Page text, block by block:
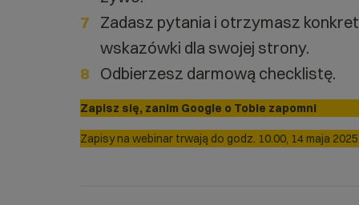
Zadasz pytania i otrzymasz
wskazówki dla swojej strony.
Odbierzesz darmową checklistę.
Zapisz się, zanim Google o Tobie zapomni
Zapisy na webinar trwają do godz. 10.00, 14 maja